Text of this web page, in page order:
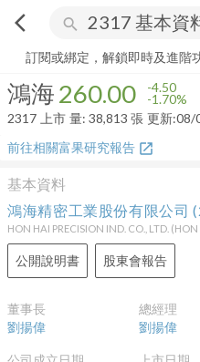
arrow_back_ios search
鴻海 260.00 -1.70%
訂閱或綁定，解鎖即時及進階
鴻海260.00 -4.50
-1.70%
2317 上市 量: 38,813 張 更新:08/
前往相關富果研究報告 open_in_new
基本資料
鴻海精密工業股份有限公司 (
HON HAI PRECISION IND. CO., LTD. (HON
公開說明書 股東會報告
董事長
劉揚偉
總經理
劉揚偉